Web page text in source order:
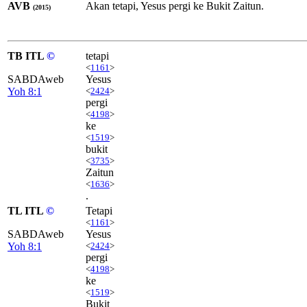
AVB (2015) Akan tetapi, Yesus pergi ke Bukit Zaitun.
TB ITL ©
SABDAweb
Yoh 8:1
tetapi
<1161 >
Yesus
<2424>
pergi
<4198>
ke
<1519>
bukit
<3735>
Zaitun
<1636>
.
TL ITL ©
SABDAweb
Yoh 8:1
Tetapi
<1161 >
Yesus
<2424>
pergi
<4198>
ke
<1519>
Bukit